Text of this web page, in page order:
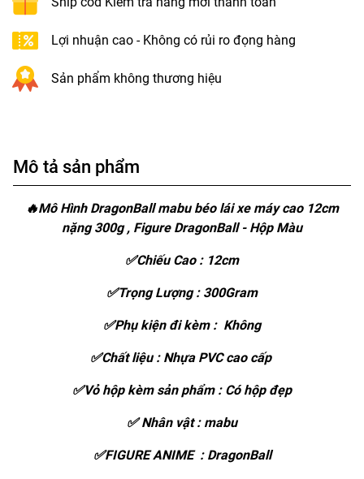
Lợi nhuận cao - Không có rủi ro đọng hàng
Sản phẩm không thương hiệu
Mô tả sản phẩm
🔥Mô Hình DragonBall mabu béo lái xe máy cao 12cm
nặng 300g , Figure DragonBall - Hộp Màu
✅Chiếu Cao : 12cm
✅Trọng Lượng : 300Gram
✅Phụ kiện đi kèm : Không
✅Chất liệu : Nhựa PVC cao cấp
✅Vỏ hộp kèm sản phẩm : Có hộp đẹp
✅ Nhân vật : mabu
✅FIGURE ANIME : DragonBall